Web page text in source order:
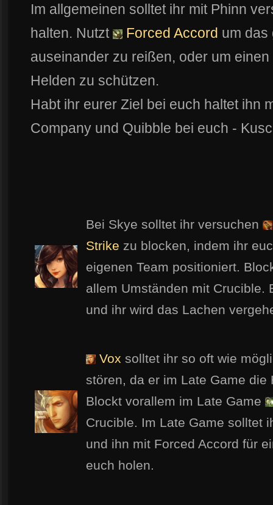
Im allgemeinen solltet ihr mit Phinn
halten. Nutzt
Forced Accord um das
auseinander zu reißen, oder um
Helden zu schützen.
Habt ihr eurer Ziel bei euch haltet ihn
Company und Quibble bei euch -
Bei Skye solltet ihr versuchen
Strike zu blocken, indem ihr
eigenen Team positioniert.
allem Umständen mit Crucible.
und ihr wird das Lachen
Vox solltet ihr so oft wie
stören, da er im Late Game die
Blockt vorallem im Late Game
Crucible. Im Late Game solltet
und ihn mit Forced Accord für
euch holen.